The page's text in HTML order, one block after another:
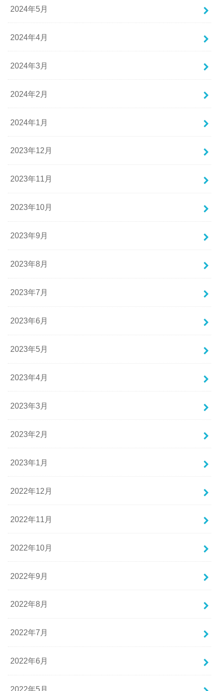
2024年5月
2024年4月
2024年3月
2024年2月
2024年1月
2023年12月
2023年11月
2023年10月
2023年9月
2023年8月
2023年7月
2023年6月
2023年5月
2023年4月
2023年3月
2023年2月
2023年1月
2022年12月
2022年11月
2022年10月
2022年9月
2022年8月
2022年7月
2022年6月
2022年5月